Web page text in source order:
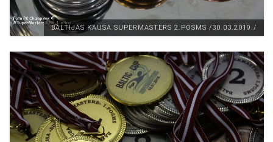
BALTIJAS KAUSA SUPERMASTERS 2.POSMS /30.03.2019./